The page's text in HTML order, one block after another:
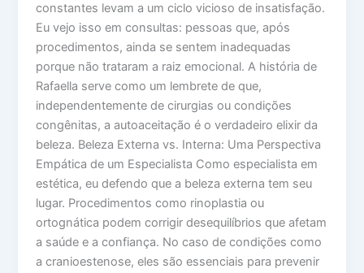
constantes levam a um ciclo vicioso de insatisfação.
Eu vejo isso em consultas: pessoas que, após
procedimentos, ainda se sentem inadequadas
porque não trataram a raiz emocional. A história de
Rafaella serve como um lembrete de que,
independentemente de cirurgias ou condições
congênitas, a autoaceitação é o verdadeiro elixir da
beleza. Beleza Externa vs. Interna: Uma Perspectiva
Empática de um Especialista Como especialista em
estética, eu defendo que a beleza externa tem seu
lugar. Procedimentos como rinoplastia ou
ortognática podem corrigir desequilíbrios que afetam
a saúde e a confiança. No caso de condições como
a cranioestenose, eles são essenciais para prevenir